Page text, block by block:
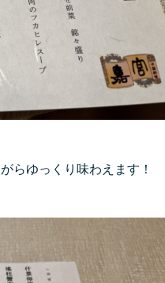
らゆっくり味わえます！